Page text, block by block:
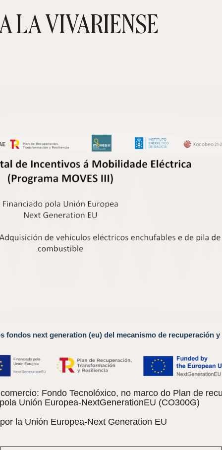
LA VIVARIENSE
fondos next generation (eu) del mecanismo de recuperación y
Fondo Tecnolóxico, no marco do Plan de
Unión Europea-NextGenerationEU (CO300G)
la Unión Europea-Next Generation EU